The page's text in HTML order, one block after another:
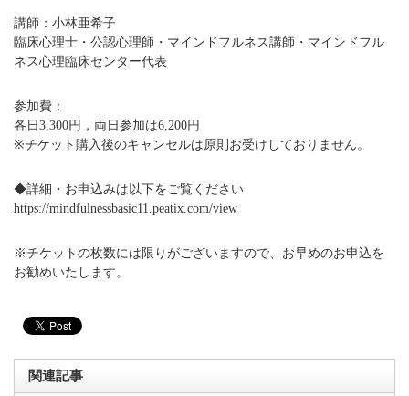
講師：小林亜希子
臨床心理士・公認心理師・マインドフルネス講師・マインドフル
ネス心理臨床センター代表
参加費：
各日3,300円，両日参加は6,200円
※チケット購入後のキャンセルは原則お受けしておりません。
◆詳細・お申込みは以下をご覧ください
https://mindfulnessbasic11.peatix.com/view
※チケットの枚数には限りがございますので、お早めのお申込を
お勧めいたします。
関連記事